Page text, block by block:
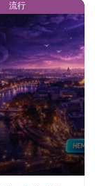
流行